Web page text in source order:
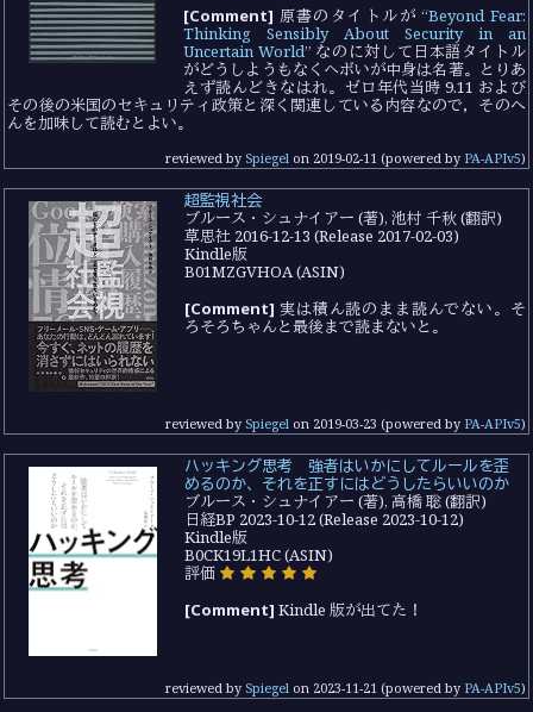
[Comment] 原書のタイトルが “Beyond Fear:
Thinking Sensibly About Security in an
Uncertain World” なのに対して日本語タイトル
がどうしようもなくヘボいが中身は名著。とりあ
えず読んどきなはれ。ゼロ年代当時 9.11 および
その後の米国のセキュリティ政策と深く関連している内容なので，そのへ
んを加味して読むとよい。
reviewed by Spiegelon 2019-02-11(powered by PA-APIv5)
超監視社会
ブルース・シュナイアー (著), 池村 千秋 (翻訳)
草思社 2016-12-13 (Release 2017-02-03)
Kindle版
B01MZGVHOA (ASIN)
[Comment] 実は積ん読のまま読んでない。そ
ろそろちゃんと最後まで読まないと。
reviewed by Spiegelon 2019-03-23 (powered by PA-APIv5)
ハッキング思考 強者はいかにしてルールを歪
めるのか、それを正すにはどうしたらいいのか
ブルース・シュナイアー (著), 高橋 聡 (翻訳)
日経BP 2023-10-12 (Release 2023-10-12)
Kindle版
B0CK19L1HC (ASIN)
評価
[Comment] Kindle 版が出てた！
reviewed by Spiegelon 2023-11-21(powered by PA-APIv5)